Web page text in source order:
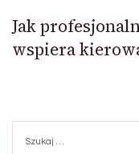
Jak
wspiera